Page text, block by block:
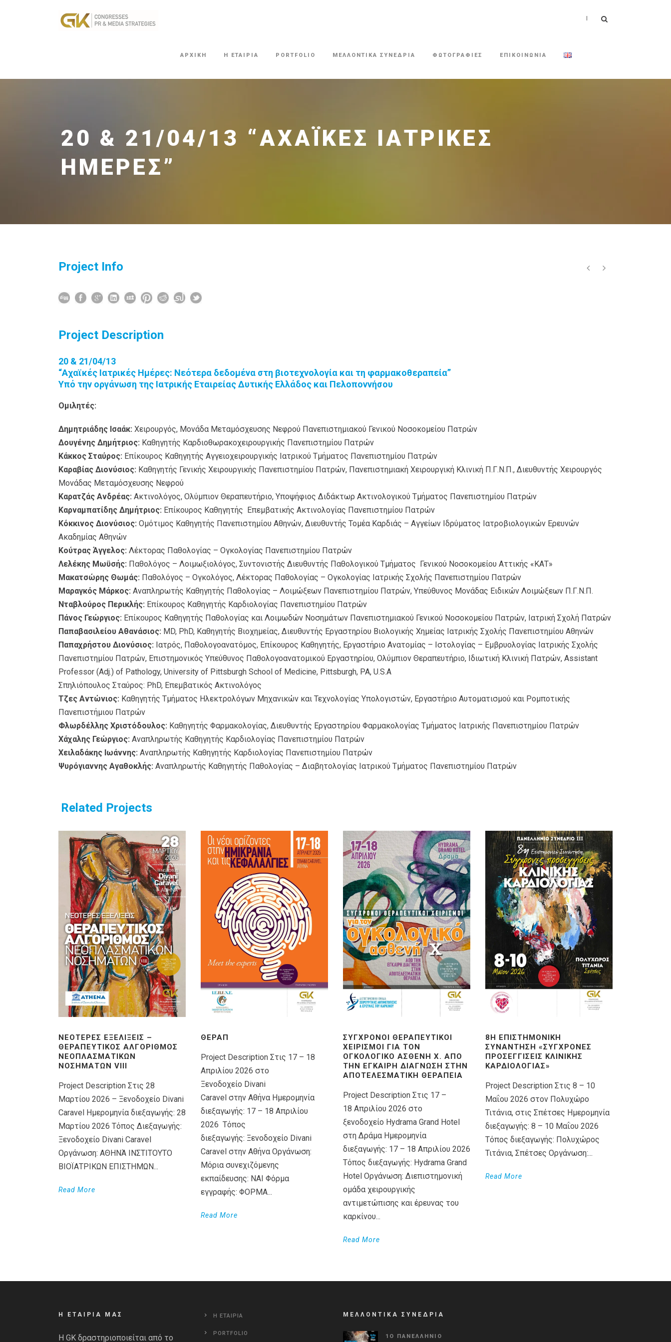
ΑΡΧΙΚΗ Η ΕΤΑΙΡΙΑ PORTFOLIO ΜΕΛΛΟΝΤΙΚΑ ΣΥΝΕΔΡΙΑ ΦΩΤΟΓΡΑΦΙΕΣ ΕΠΙΚΟΙΝΩΝΙΑ
|
20 & 21/04/13 “ΑΧΑΪΚΈΣ ΙΑΤΡΙΚΈΣ
ΗΜΈΡΕΣ”
Project Info
Project Description
20 & 21/04/13
“Αχαϊκές Ιατρικές Ημέρες: Νεότερα δεδομένα στη βιοτεχνολογία και τη φαρμακοθεραπεία”
Υπό την οργάνωση της Ιατρικής Εταιρείας Δυτικής Ελλάδος και Πελοποννήσου
Ομιλητές:
Δημητριάδης Ισαάκ: Χειρουργός, Μονάδα Μεταμόσχευσης Νεφρού Πανεπιστημιακού Γενικού Νοσοκομείου Πατρών
Δουγένης Δημήτριος: Καθηγητής Καρδιοθωρακοχειρουργικής Πανεπιστημίου Πατρών
Κάκκος Σταύρος: Eπίκουρος Καθηγητής Αγγειοχειρουργικής Ιατρικού Τμήματος Πανεπιστημίου Πατρών
Καραβίας Διονύσιος: Καθηγητής Γενικής Χειρουργικής Πανεπιστημίου Πατρών, Πανεπιστημιακή Χειρουργική Κλινική Π.Γ.Ν.Π., Διευθυντής Χειρουργός
Μονάδας Μεταμόσχευσης Νεφρού
Καρατζάς Ανδρέας: Ακτινολόγος, Ολύμπιον Θεραπευτήριο, Υποψήφιος Διδάκτωρ Ακτινολογικού Τμήματος Πανεπιστημίου Πατρών
Καρναμπατίδης Δημήτριος: Επίκουρος Καθηγητής Επεμβατικής Ακτινολογίας Πανεπιστημίου Πατρών
Κόκκινος Διονύσιος: Ομότιμος Καθηγητής Πανεπιστημίου Αθηνών, Διευθυντής Τομέα Καρδιάς – Αγγείων Ιδρύματος Ιατροβιολογικών Ερευνών
Ακαδημίας Αθηνών
Κούτρας Άγγελος: Λέκτορας Παθολογίας – Ογκολογίας Πανεπιστημίου Πατρών
Λελέκης Μωϋσής: Παθολόγος – Λοιμωξιολόγος, Συντονιστής Διευθυντής Παθολογικού Τμήματος Γενικού Νοσοκομείου Αττικής «ΚΑΤ»
Μακατσώρης Θωμάς: Παθολόγος – Ογκολόγος, Λέκτορας Παθολογίας – Ογκολογίας Ιατρικής Σχολής Πανεπιστημίου Πατρών
Μαραγκός Μάρκος: Αναπληρωτής Καθηγητής Παθολογίας – Λοιμώξεων Πανεπιστημίου Πατρών, Υπεύθυνος Μονάδας Ειδικών Λοιμώξεων Π.Γ.Ν.Π.
Νταβλούρος Περικλής: Επίκουρος Καθηγητής Καρδιολογίας Πανεπιστημίου Πατρών
Πάνος Γεώργιος: Επίκουρος Καθηγητής Παθολογίας και Λοιμωδών Νοσημάτων Πανεπιστημιακού Γενικού Νοσοκομείου Πατρών, Ιατρική Σχολή Πατρών
Παπαβασιλείου Αθανάσιος: MD, PhD, Καθηγητής Βιοχημείας, Διευθυντής Εργαστηρίου Βιολογικής Χημείας Ιατρικής Σχολής Πανεπιστημίου Αθηνών
Παπαχρήστου Διονύσιος: Ιατρός, Παθολογοανατόμος, Επίκουρος Καθηγητής, Εργαστήριο Ανατομίας – Ιστολογίας – Εμβρυολογίας Ιατρικής Σχολής
Πανεπιστημίου Πατρών, Επιστημονικός Υπεύθυνος Παθολογοανατομικού Εργαστηρίου, Ολύμπιον Θεραπευτήριο, Ιδιωτική Κλινική Πατρών, Assistant
Professor (Adj.) of Pathology, University of Pittsburgh School of Medicine, Pittsburgh, PA, U.S.A
Σπηλιόπουλος Σταύρος: PhD, Επεμβατικός Ακτινολόγος
Τζες Αντώνιος: Kαθηγητής Τμήματος Ηλεκτρολόγων Μηχανικών και Τεχνολογίας Υπολογιστών, Εργαστήριο Αυτοματισμού και Ρομποτικής
Πανεπιστήμιου Πατρών
Φλωρδέλλης Χριστόδουλος: Καθηγητής Φαρμακολογίας, Διευθυντής Εργαστηρίου Φαρμακολογίας Τμήματος Ιατρικής Πανεπιστημίου Πατρών
Χάχαλης Γεώργιος: Aναπληρωτής Καθηγητής Καρδιολογίας Πανεπιστημίου Πατρών
Χειλαδάκης Ιωάννης: Aναπληρωτής Καθηγητής Καρδιολογίας Πανεπιστημίου Πατρών
Ψυρόγιαννης Αγαθοκλής: Αναπληρωτής Καθηγητής Παθολογίας – Διαβητολογίας Ιατρικού Τμήματος Πανεπιστημίου Πατρών
Related Projects
ΝΕΌΤΕΡΕΣ ΕΞΕΛΊΞΕΙΣ –
ΘΕΡΑΠΕΥΤΙΚΌΣ ΑΛΓΌΡΙΘΜΟΣ
ΝΕΟΠΛΑΣΜΑΤΙΚΏΝ
ΝΟΣΗΜΆΤΩΝ VIIΙ
Project Description Στις 28
Μαρτίου 2026 – Ξενοδοχείο Divani
Caravel Ημερομηνία διεξαγωγής: 28
Μαρτίου 2026 Τόπος Διεξαγωγής:
Ξενοδοχείο Divani Caravel
Οργάνωση: ΑΘΗΝΆ ΙΝΣΤΙΤΟΥΤΟ
ΒΙΟΪΑΤΡΙΚΩΝ ΕΠΙΣΤΗΜΩΝ...
Read More
ΘΕΡΑΠ
Project Description Στις 17 – 18
Απριλίου 2026 στο
Ξενοδοχείο Divani
Caravel στην Αθήνα Ημερομηνία
διεξαγωγής: 17 – 18 Απριλίου
2026 Τόπος
διεξαγωγής: Ξενοδοχείο Divani
Caravel στην Αθήνα Οργάνωση:
Μόρια συνεχιζόμενης
εκπαίδευσης: ΝΑΙ Φόρμα
εγγραφής: ΦΟΡΜΑ...
Read More
ΣΎΓΧΡΟΝΟΙ ΘΕΡΑΠΕΥΤΙΚΟΊ
ΧΕΙΡΙΣΜΟΊ ΓΙΑ ΤΟΝ
ΟΓΚΟΛΟΓΙΚΌ ΑΣΘΕΝΉ X. ΑΠΌ
ΤΗΝ ΈΓΚΑΙΡΗ ΔΙΆΓΝΩΣΗ ΣΤΗΝ
ΑΠΟΤΕΛΕΣΜΑΤΙΚΉ ΘΕΡΑΠΕΊΑ
Project Description Στις 17 –
18 Απριλίου 2026 στο
ξενοδοχείο Hydrama Grand Hotel
στη Δράμα Ημερομηνία
διεξαγωγής: 17 – 18 Απριλίου 2026
Τόπος διεξαγωγής: Hydrama Grand
Hotel Οργάνωση: Διεπιστημονική
ομάδα χειρουργικής
αντιμετώπισης και έρευνας του
καρκίνου...
Read More
8Η ΕΠΙΣΤΗΜΟΝΙΚΉ
ΣΥΝΆΝΤΗΣΗ «ΣΎΓΧΡΟΝΕΣ
ΠΡΟΣΕΓΓΊΣΕΙΣ ΚΛΙΝΙΚΉΣ
ΚΑΡΔΙΟΛΟΓΊΑΣ»
Project Description Στις 8 – 10
Μαΐου 2026 στον Πολυχώρο
Τιτάνια, στις Σπέτσες Ημερομηνία
διεξαγωγής: 8 – 10 Μαΐου 2026
Τόπος διεξαγωγής: Πολυχώρος
Τιτάνια, Σπέτσες Οργάνωση:...
Read More
Η ΕΤΑΙΡΙΑ ΜΑΣ
Η GK δραστηριοποιείται από το
Η ΕΤΑΙΡΙΑ
PORTFOLIO
ΜΕΛΛΟΝΤΙΚΑ ΣΥΝΕΔΡΙΑ
1Ο ΠΑΝΕΛΛΉΝΙΟ